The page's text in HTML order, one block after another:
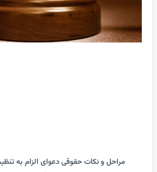
و نکات حقوقی دعوای الزام به تنظیم سند رسمی